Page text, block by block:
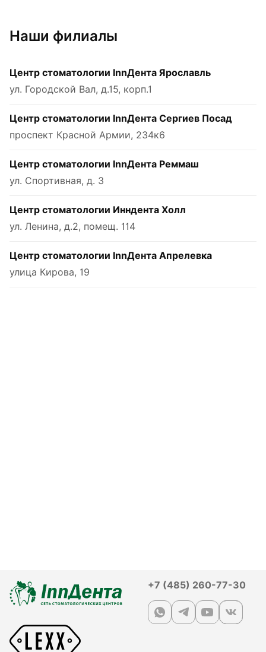
Наши филиалы
Центр стоматологии InnДента Ярославль
ул. Городской Вал, д.15, корп.1
Центр стоматологии InnДента Сергиев Посад
проспект Красной Армии, 234к6
Центр стоматологии InnДента Реммаш
ул. Спортивная, д. 3
Центр стоматологии Инндента Холл
ул. Ленина, д.2, помещ. 114
Центр стоматологии InnДента Апрелевка
улица Кирова, 19
+7 (485) 260-77-30